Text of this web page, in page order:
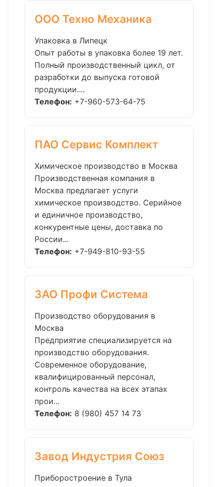
ООО Техно Механика
Упаковка в Липецк
Опыт работы в упаковка более 19 лет.
Полный производственный цикл, от
разработки до выпуска готовой
продукции....
Телефон: +7-960-573-64-75
ПАО Сервис Комплект
Химическое производство в Москва
Производственная компания в
Москва предлагает услуги
химическое производство. Серийное
и единичное производство,
конкурентные цены, доставка по
России...
Телефон: +7-949-810-93-55
ЗАО Профи Система
Производство оборудования в
Москва
Предприятие специализируется на
производство оборудования.
Современное оборудование,
квалифицированный персонал,
контроль качества на всех этапах
прои...
Телефон: 8 (980) 457 14 73
Завод Индустрия Союз
Приборостроение в Тула